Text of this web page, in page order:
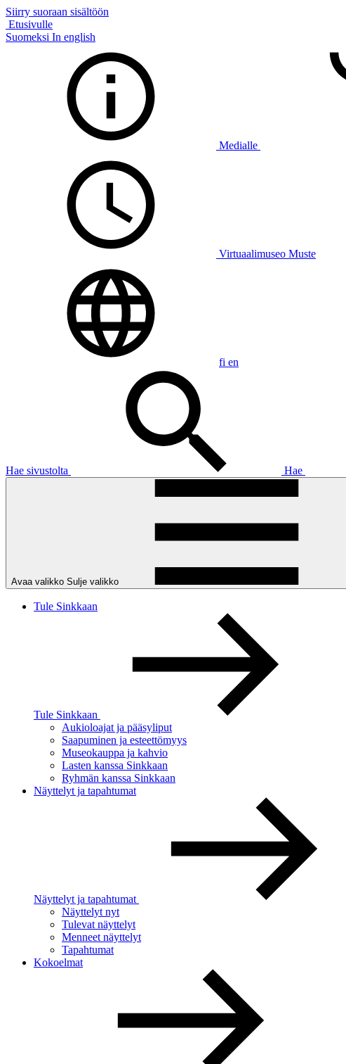
Siirry suoraan sisältöön
Etusivulle
Suomeksi In english
Medialle
Virtuaalimuseo Muste
fi en
Hae sivustolta Hae
Avaa valikko Sulje valikko
Tule Sinkkaan
Tule Sinkkaan
Aukioloajat ja pääsyliput
Saapuminen ja esteettömyys
Museokauppa ja kahvio
Lasten kanssa Sinkkaan
Ryhmän kanssa Sinkkaan
Näyttelyt ja tapahtumat
Näyttelyt ja tapahtumat
Näyttelyt nyt
Tulevat näyttelyt
Menneet näyttelyt
Tapahtumat
Kokoelmat